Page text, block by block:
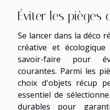
Éviter les pièges
Se lancer dans la déco
créative et
savoir-faire pour
courantes. Parmi les
choix d'objets récup
essentiel de
durables pour